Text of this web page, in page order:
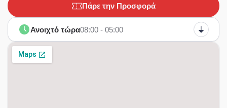
Πάρε την Προσφορά
Ανοιχτό τώρα08:00 - 05:00